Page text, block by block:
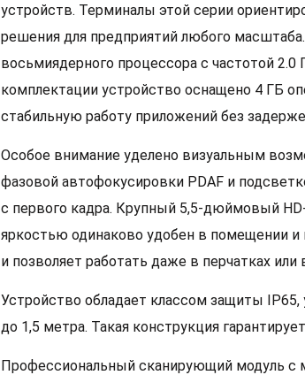
устройств. Терминалы этой серии
решения для предприятий любого
восьмиядерного процессора с частотой
комплектации устройство оснащено 4 ГБ
стабильную работу приложений без
Особое внимание уделено визуальным
фазовой автофокусировки PDAF и
с первого кадра. Крупный 5,5-дюймовый
яркостью одинаково удобен в помещении и
и позволяет работать даже в перчатках
Устройство обладает классом защиты
до 1,5 метра. Такая конструкция
Профессиональный сканирующий модуль с